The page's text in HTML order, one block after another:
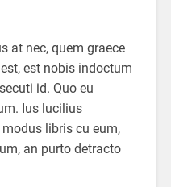
at nec, quem graece
est nobis indoctum
id. Quo eu
Ius lucilius
libris cu eum,
an purto detracto